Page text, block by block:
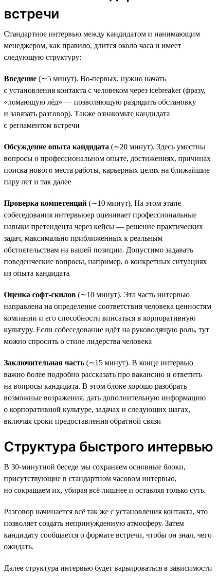
встречи
Стандартное интервью между кандидатом и нанимающим
менеджером, как правило, длится около часа и имеет
следующую структуру:
Введение (∼5 минут). Во-первых, нужно начать
с установления контакта с человеком через icebreaker (фразу,
«ломающую лёд» — позволяющую разрядить обстановку
и завязать разговор). Также ознакомьте кандидата
с регламентом встречи
Обсуждение опыта кандидата (∼20 минут). Здесь уместны
вопросы о профессиональном опыте, достижениях, причинах
поиска нового места работы, карьерных целях на ближайшие
пару лет и так далее
Проверка компетенций (∼10 минут). На этом этапе
собеседования интервьюер оценивает профессиональные
навыки претендента через кейсы — решение практических
задач, максимально приближенных к реальным
обстоятельствам на вашей позиции. Допустимо задавать
поведенческие вопросы, например, о конкретных ситуациях
из опыта кандидата
Оценка софт-скилов (∼10 минут). Эта часть интервью
направлена на определение соответствия человека ценностям
компании и его способности вписаться в корпоративную
культуру. Если собеседование идёт на руководящую роль, тут
можно спросить о стиле лидерства человека
Заключительная часть (∼15 минут). В конце интервью
важно более подробно рассказать про вакансию и ответить
на вопросы кандидата. В этом блоке хорошо разобрать
возможные возражения, дать дополнительную информацию
о корпоративной культуре, задачах и следующих шагах,
включая сроки предоставления обратной связи
Структура быстрого интервью
В 30-минутной беседе мы сохраняем основные блоки,
присутствующие в стандартном часовом интервью,
но сокращаем их, убирая всё лишнее и оставляя только суть.
Разговор начинается всё так же с установления контакта, что
позволяет создать непринужденную атмосферу. Затем
кандидату сообщается о формате встречи, чтобы он знал, чего
ожидать.
Далее структура интервью будет варьироваться в зависимости